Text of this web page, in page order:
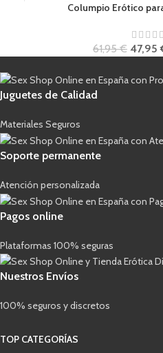
Columpio Erótico
61,95€ 47,95
Juguetes de Calidad
Materiales Seguros
Soporte permanente
Atención personalizada
Pagos online
Plataformas 100% seguras
Nuestros Envíos
100% seguros y discretos
TOP CATEGORÍAS